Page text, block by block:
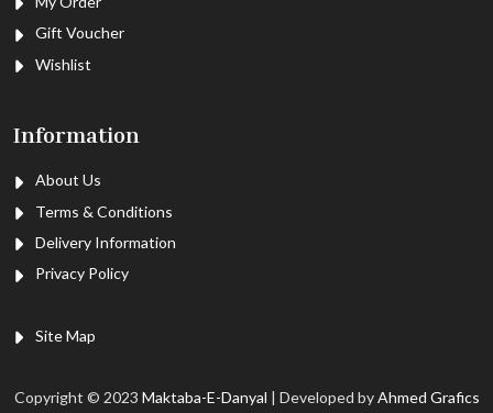
Gift Voucher
Wishlist
Information
About Us
Terms & Conditions
Delivery Information
Privacy Policy
Site Map
Copyright © 2023 Maktaba-E-Danyal | Developed byAhmed Grafics